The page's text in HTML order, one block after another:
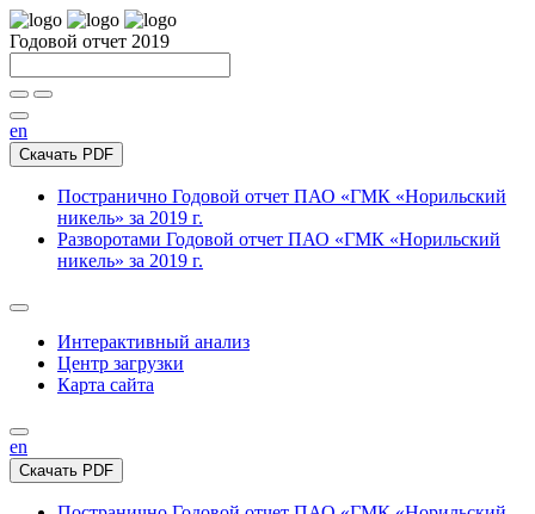
Годовой отчет 2019
en
Скачать PDF
Постранично Годовой отчет ПАО «ГМК «Норильский
никель» за 2019 г.
Разворотами Годовой отчет ПАО «ГМК «Норильский
никель» за 2019 г.
Интерактивный анализ
Центр загрузки
Карта сайта
en
Скачать PDF